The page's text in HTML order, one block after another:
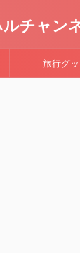
チャン
旅行グ